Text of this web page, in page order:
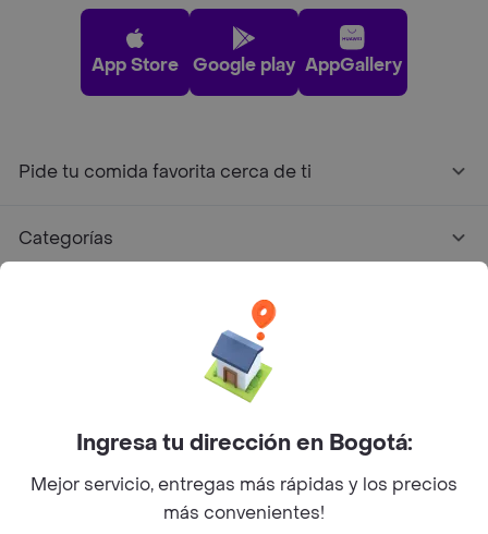
App Store Google play AppGallery
Pide tu comida favorita cerca de ti
Categorías
Facebook
Twitter
Instagram
©2026Rappi Inc. All rights reserved.
Ingresa tu dirección en Bogotá:
Mejor servicio, entregas más rápidas y los precios
más convenientes!